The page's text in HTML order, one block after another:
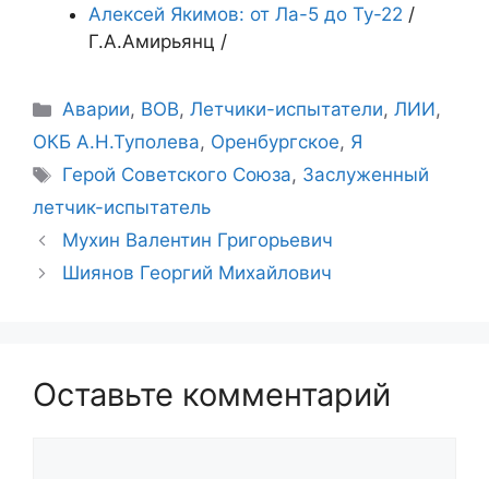
Алексей Якимов: от Ла-5 до Ту-22 /
Г.А.Амирьянц /
Рубрики
Аварии, ВОВ,Летчики-испытатели,ЛИИ,
ОКБ А.Н.Туполева, Оренбургское, Я
Метки
Герой Советского Союза, Заслуженный
летчик-испытатель
Мухин Валентин Григорьевич
Шиянов Георгий Михайлович
Оставьте комментарий